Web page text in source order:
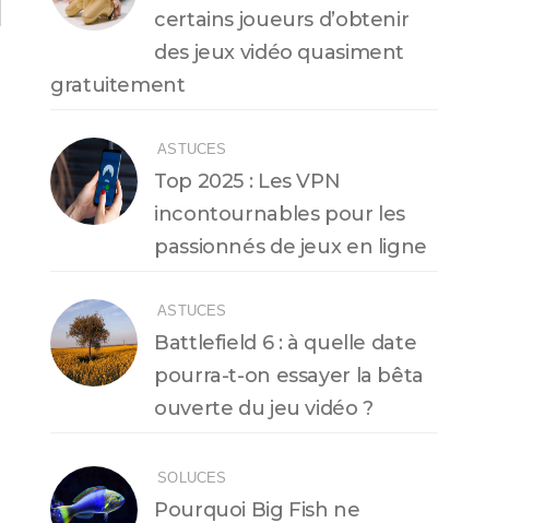
certains joueurs d’obtenir
des jeux vidéo quasiment
gratuitement
ASTUCES
Top 2025 : Les VPN
incontournables pour les
passionnés de jeux en ligne
ASTUCES
Battlefield 6 : à quelle date
pourra-t-on essayer la bêta
ouverte du jeu vidéo ?
SOLUCES
Pourquoi Big Fish ne